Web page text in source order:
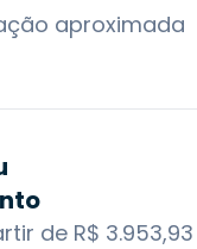
aproximada
de R$ 3.953,93